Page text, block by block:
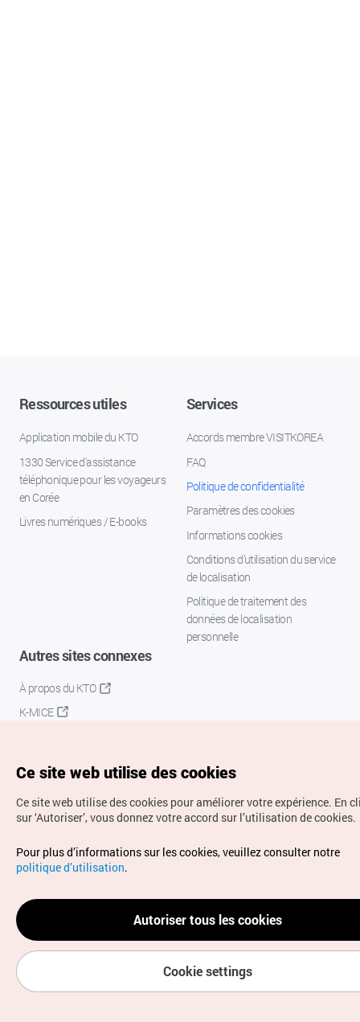
Ressources utiles
Application mobile du KTO
1330 Service d'assistance
téléphonique pour les voyageurs
en Corée
Livres numériques / E-books
Services
Accords membre VISITKOREA
FAQ
Politique de confidentialité
Paramètres des cookies
Informations cookies
Conditions d’utilisation du service
de localisation
Politique de traitement des
données de localisation
personnelle
Autres sites connexes
À propos du KTO
K-MICE
Droits d’auteur (c) Office National du Tourisme en Corée.
Tous droits réservés.
Pour les rapports d'erreurs et demandes de renseignements,
adressez vos demandes à
info.ontc@gmail.com
Ce site web utilise des cookies
Ce site web utilise des cookies pour améliorer votre expérience. En
sur ‘Autoriser’, vous donnez votre accord sur l’utilisation de cookies.
Pour plus d’informations sur les cookies, veuillez consulter notre
politique d’utilisation.
Autoriser tous les cookies
Cookie settings